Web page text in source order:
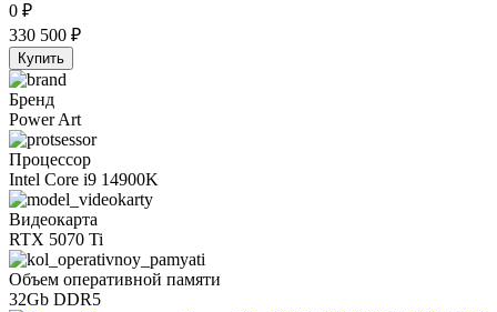
0 ₽
330 500 ₽
Купить
Бренд
Power Art
Процессор
Intel Core i9 14900K
Видеокарта
RTX 5070 Ti
Объем оперативной памяти
32Gb DDR5